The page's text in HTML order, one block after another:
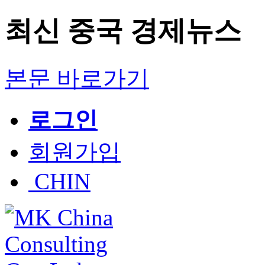
최신 중국 경제뉴스
본문 바로가기
로그인
회원가입
CHIN